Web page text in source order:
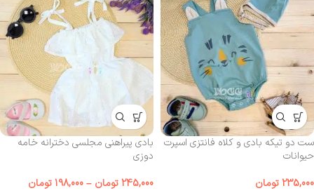
ست دو تیکه بادی و کلاه فانتزی اسپرت
حیوانات
235,000 تومان
بادی پیراهنی مجلسی دخترانه خامه
دوزی
245,000 تومان –
198,000 تومان